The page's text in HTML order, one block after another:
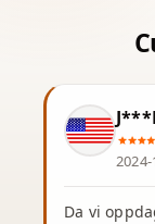
2024-
Da vi